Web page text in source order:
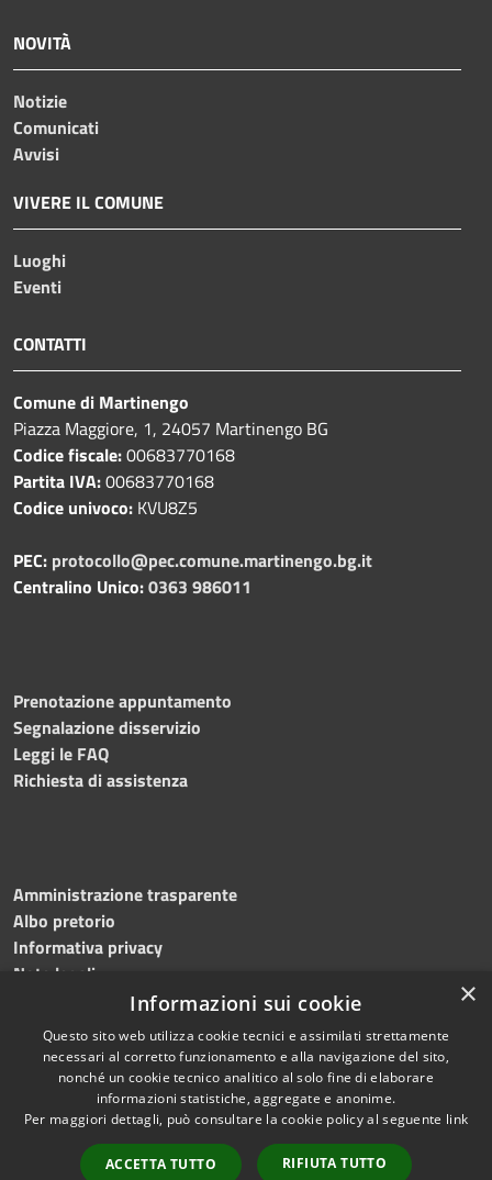
NOVITÀ
Notizie
Comunicati
Avvisi
VIVERE IL COMUNE
Luoghi
Eventi
CONTATTI
Comune di Martinengo
Piazza Maggiore, 1, 24057 Martinengo BG
Codice fiscale:00683770168
Partita IVA:00683770168
Codice univoco: KVU8Z5
PEC: protocollo@pec.comune.martinengo.bg.it
Centralino Unico:0363 986011
Prenotazione appuntamento
Segnalazione disservizio
Leggi le FAQ
Richiesta di assistenza
Amministrazione trasparente
Albo pretorio
Informativa privacy
Note legali
Dichiarazione di accessibilità
Accessibilità
Copyright © 2026 • Comune di
Martinengo • Powered by
Municipium•
Accesso
×
Informazioni sui cookie
Questo sito web utilizza cookie tecnici e assimilati strettamente
necessari al corretto funzionamento e alla navigazione del sito,
nonché un cookie tecnico analitico al solo fine di elaborare
informazioni statistiche, aggregate e anonime.
Per maggiori dettagli, può consultare la cookie policy al seguente link
ACCETTA TUTTO RIFIUTA TUTTO